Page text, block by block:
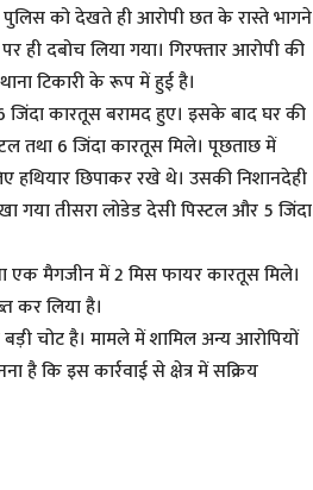
को देखते ही आरोपी छत के रास्ते भागने
दबोच लिया गया। गिरफ्तार आरोपी की
टिकारी के रूप में हुई है।
कारतूस बरामद हुए। इसके बाद घर की
तथा 6 जिंदा कारतूस मिले। पूछताछ में
छिपाकर रखे थे। उसकी निशानदेही
गया तीसरा लोडेड देसी पिस्टल और 5 जिंदा
एक मैगजीन में 2 मिस फायर कारतूस मिले।
कर लिया है।
चोट है। मामले में शामिल अन्य आरोपियों
है कि इस कार्रवाई से क्षेत्र में सक्रिय